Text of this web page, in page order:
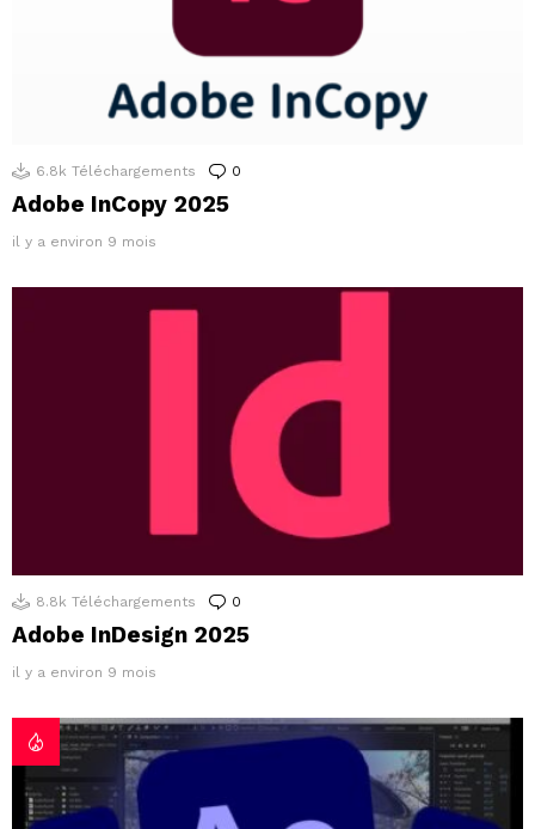
6.8k Téléchargements 0
Adobe InCopy 2025
il y a environ 9 mois
8.8k Téléchargements 0
Adobe InDesign 2025
il y a environ 9 mois